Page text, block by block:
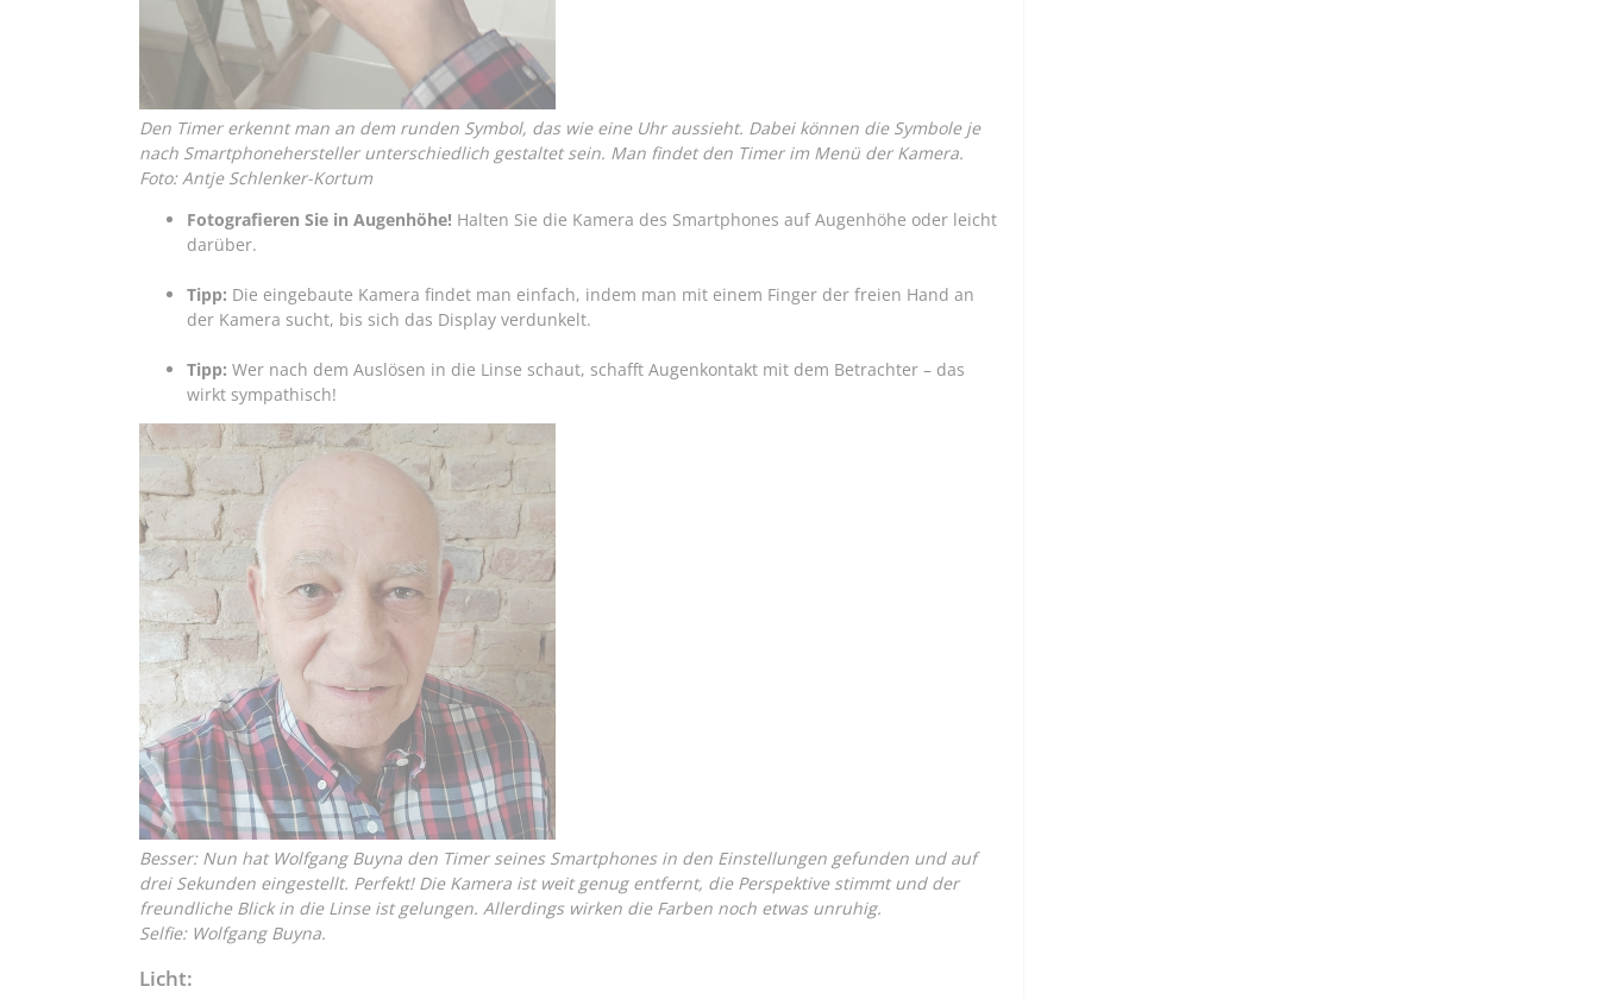
Den Timer erkennt man an dem runden Symbol, das wie eine Uhr aussieht. Dabei können die Symbole je
nach Smartphonehersteller unterschiedlich gestaltet sein. Man findet den Timer im Menü der Kamera.
Foto: Antje Schlenker-Kortum
Fotografieren Sie in Augenhöhe! Halten Sie die Kamera des Smartphones auf Augenhöhe oder leicht
darüber.
Tipp: Die eingebaute Kamera findet man einfach, indem man mit einem Finger der freien Hand an
der Kamera sucht, bis sich das Display verdunkelt.
Tipp: Wer nach dem Auslösen in die Linse schaut, schafft Augenkontakt mit dem Betrachter – das
wirkt sympathisch!
Besser: Nun hat Wolfgang Buyna den Timer seines Smartphones in den Einstellungen gefunden und auf
drei Sekunden eingestellt. Perfekt! Die Kamera ist weit genug entfernt, die Perspektive stimmt und der
freundliche Blick in die Linse ist gelungen. Allerdings wirken die Farben noch etwas unruhig.
Selfie: Wolfgang Buyna.
Licht: